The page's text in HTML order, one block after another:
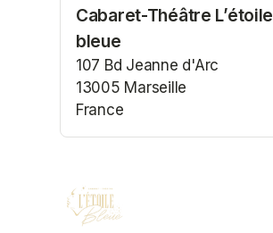
Cabaret-Théâtre L’étoile
bleue
107 Bd Jeanne d'Arc
13005 Marseille
France
(opens in a new tab)